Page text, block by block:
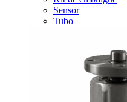
Sensor
Tubo